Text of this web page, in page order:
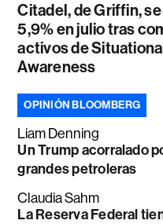
Citadel, de Griffin,
5,9% en julio tras
activos de
Awareness
OPINIÓN BLOOMBERG
Liam Denning
Un Trump acorralado
grandes petroleras
Claudia Sahm
La Reserva Federal